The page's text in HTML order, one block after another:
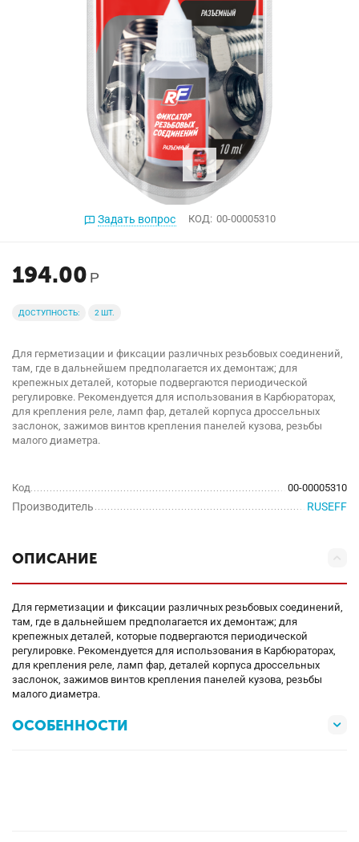
Задать вопрос КОД: 00-00005310
194.00 Р
ДОСТУПНОСТЬ: 2 ШТ.
Для герметизации и фиксации различных резьбовых соединений,
там, где в дальнейшем предполагается их демонтаж; для
крепежных деталей, которые подвергаются периодической
регулировке. Рекомендуется для использования в Карбюраторах,
для крепления реле, ламп фар, деталей корпуса дроссельных
заслонок, зажимов винтов крепления панелей кузова, резьбы
малого диаметра.
Код 00-00005310
Производитель RUSEFF
ОПИСАНИЕ
Для герметизации и фиксации различных резьбовых соединений,
там, где в дальнейшем предполагается их демонтаж; для
крепежных деталей, которые подвергаются периодической
регулировке. Рекомендуется для использования в Карбюраторах,
для крепления реле, ламп фар, деталей корпуса дроссельных
заслонок, зажимов винтов крепления панелей кузова, резьбы
малого диаметра.
ОСОБЕННОСТИ